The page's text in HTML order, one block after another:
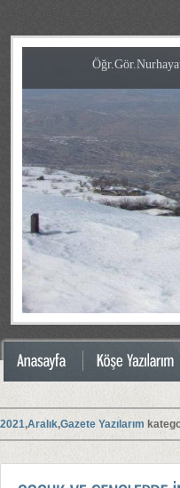
2021,Aralık,Gazete Yazılarım